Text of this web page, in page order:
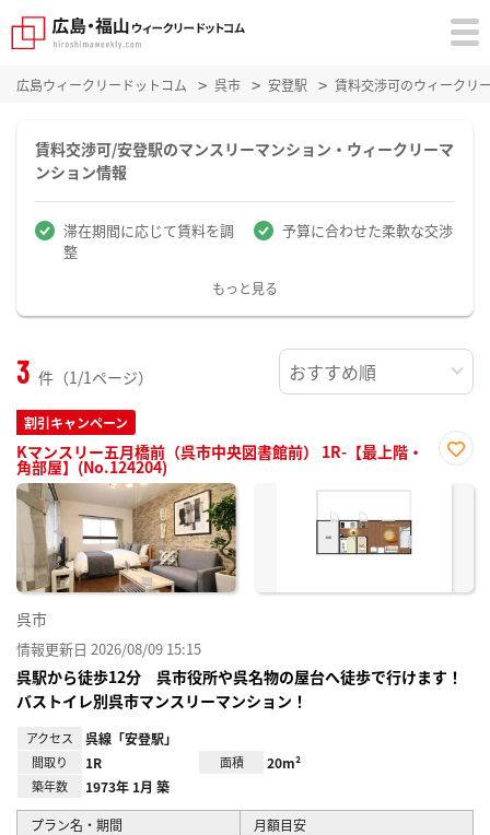
広島ウィークリードットコム 呉市 安登駅 賃料交渉可のウィークリ
賃料交渉可/安登駅のマンスリーマンション・ウィークリーマ
ンション情報
滞在期間に応じて賃料を調
整
予算に合わせた柔軟な交渉
もっと見る
3 件（1/1ページ）
割引キャンペーン
Kマンスリー五月橋前（呉市中央図書館前） 1R-【最上階・
角部屋】(No.124204)
に入
呉市
情報更新日 2026/08/09 15:15
呉駅から徒歩12分 呉市役所や呉名物の屋台へ徒歩で行けます！
バストイレ別呉市マンスリーマンション！
アクセス 呉線「安登駅」
間取り 1R 面積 20m²
築年数 1973年 1月 築
プラン名・期間 月額目安